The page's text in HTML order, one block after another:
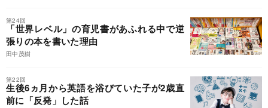
第24回
「世界レベル」の育児書があふれる中で逆
張りの本を書いた理由
田中茂樹
第22回
生後6ヵ月から英語を浴びていた子が2歳直
前に「反発」した話